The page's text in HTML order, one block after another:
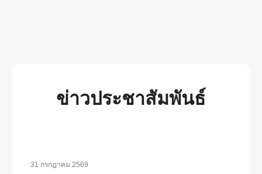
ข่าวประชาสัมพันธ์
31 กรกฎาคม 2569